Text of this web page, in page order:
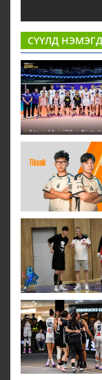
СҮҮЛД